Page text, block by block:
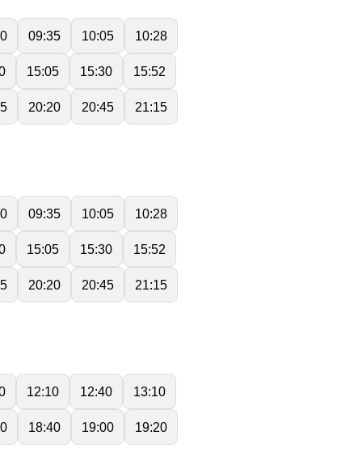
09:35 10:05 10:28
15:05 15:30 15:52
20:20 20:45 21:15
09:35 10:05 10:28
15:05 15:30 15:52
20:20 20:45 21:15
12:10 12:40 13:10
18:40 19:00 19:20